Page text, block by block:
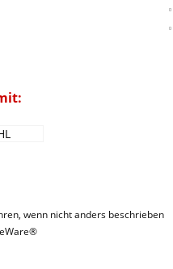
wenn nicht anders beschrieben